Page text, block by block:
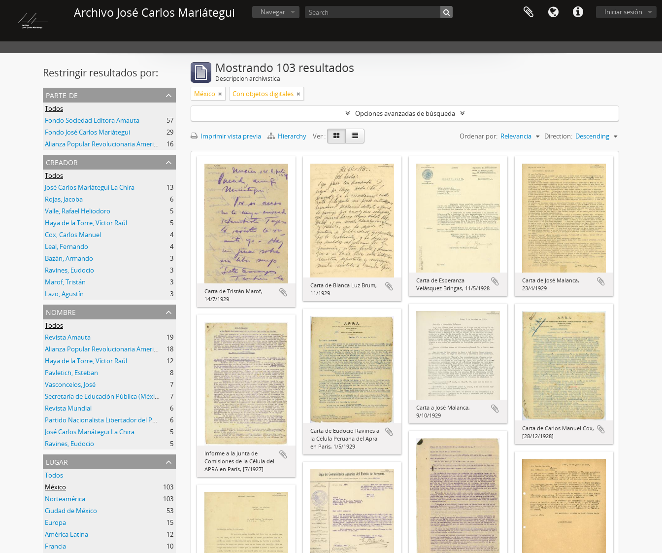
Archivo José Carlos Mariátegui Iniciar sesión
Navegar
Restringir resultados por:
parte de
Todos
Fondo Sociedad Editora Amauta
57
Fondo José Carlos Mariátegui
29
Alianza Popular Revolucionaria Americana-APRA (Colección)
16
creador
Todos
José Carlos Mariátegui La Chira
13
Rojas, Jacoba
6
Valle, Rafael Heliodoro
5
Haya de la Torre, Víctor Raúl
5
Cox, Carlos Manuel
4
Leal, Fernando
4
Bazán, Armando
3
Ravines, Eudocio
3
Marof, Tristán
3
Lazo, Agustín
3
nombre
Todos
Revista Amauta
19
Alianza Popular Revolucionaria Americana (APRA)
18
Haya de la Torre, Víctor Raúl
12
Pavletich, Esteban
8
Vasconcelos, José
7
Secretaría de Educación Pública (México)
7
Revista Mundial
6
Partido Nacionalista Libertador del Perú
6
José Carlos Mariátegui La Chira
5
Ravines, Eudocio
5
lugar
Todos
México
103
Norteamérica
103
Ciudad de México
53
Europa
15
América Latina
12
Francia
10
Mostrando 103 resultados
Descripción archivística
México Con objetos digitales
Opciones avanzadas de búsqueda
Imprimir vista previa Hierarchy Ver : Ordenar por: Relevancia Direction: Descending
Carta de Tristán Marof,
14/7/1929
Carta de Blanca Luz Brum,
11/1929
Carta de Esperanza
Velásquez Bringas, 11/5/1928
Carta de José Malanca,
23/4/1929
Carta a José Malanca,
9/10/1929
Carta de Carlos Manuel Cox,
[28/12/1928]
Carta de Eudocio Ravines a
la Célula Peruana del Apra
en París, 1/5/1929
Informe a la Junta de
Comisiones de la Célula del
APRA en París, [7/1927]